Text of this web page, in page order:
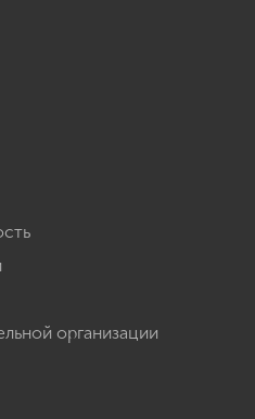
организации